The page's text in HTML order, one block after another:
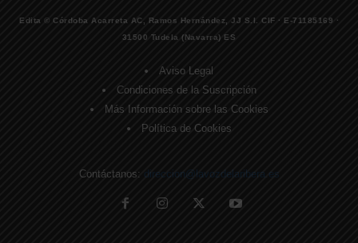
Edita © Córdoba Acarreta AC, Ramos Hernández, JJ S.I. CIF · E-71185169 ·
31500 Tudela (Navarra) ES
Aviso Legal
Condiciones de la Suscripción
Más Información sobre las Cookies
Política de Cookies
Contáctanos: direccion@lavozdelaribera.es